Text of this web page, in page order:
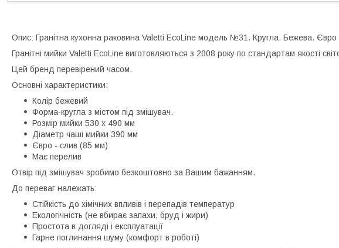
Опис: Гранітна кухонна раковина Valetti EcoLine модель №31. Кругла. Бежева. Євро
Гранітні мийки Valetti EcoLine виготовляються з 2008 року по стандартам якості
Цей бренд перевірений часом.
Основні характеристики:
Колір бежевий
Форма-кругла з містом під змішувач.
Розмір мийки 530 х 490 мм
Діаметр чаші мийки 390 мм
Євро - слив (85 мм)
Має перелив
Отвір під змішувач зробимо безкоштовно за Вашим бажанням.
До переваг належать:
Стійкість до хімічних впливів і перепадів температур
Екологічність (не вбирає запахи, бруд і жири)
Простота в догляді і експлуатації
Гарне поглинання шуму (комфорт в роботі)